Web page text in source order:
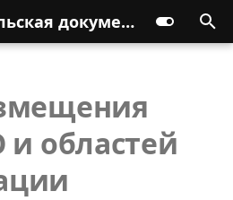
Пользовательская документация
и областей